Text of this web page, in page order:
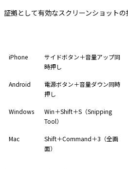
証拠として有効なスクリーンショットの
iPhone
サイドボタン＋音量アップ同
時押し
Android
電源ボタン＋音量ダウン同時
押し
Windows
Win＋Shift＋S（Snipping
Tool）
Mac
Shift＋Command＋3（全画
面）